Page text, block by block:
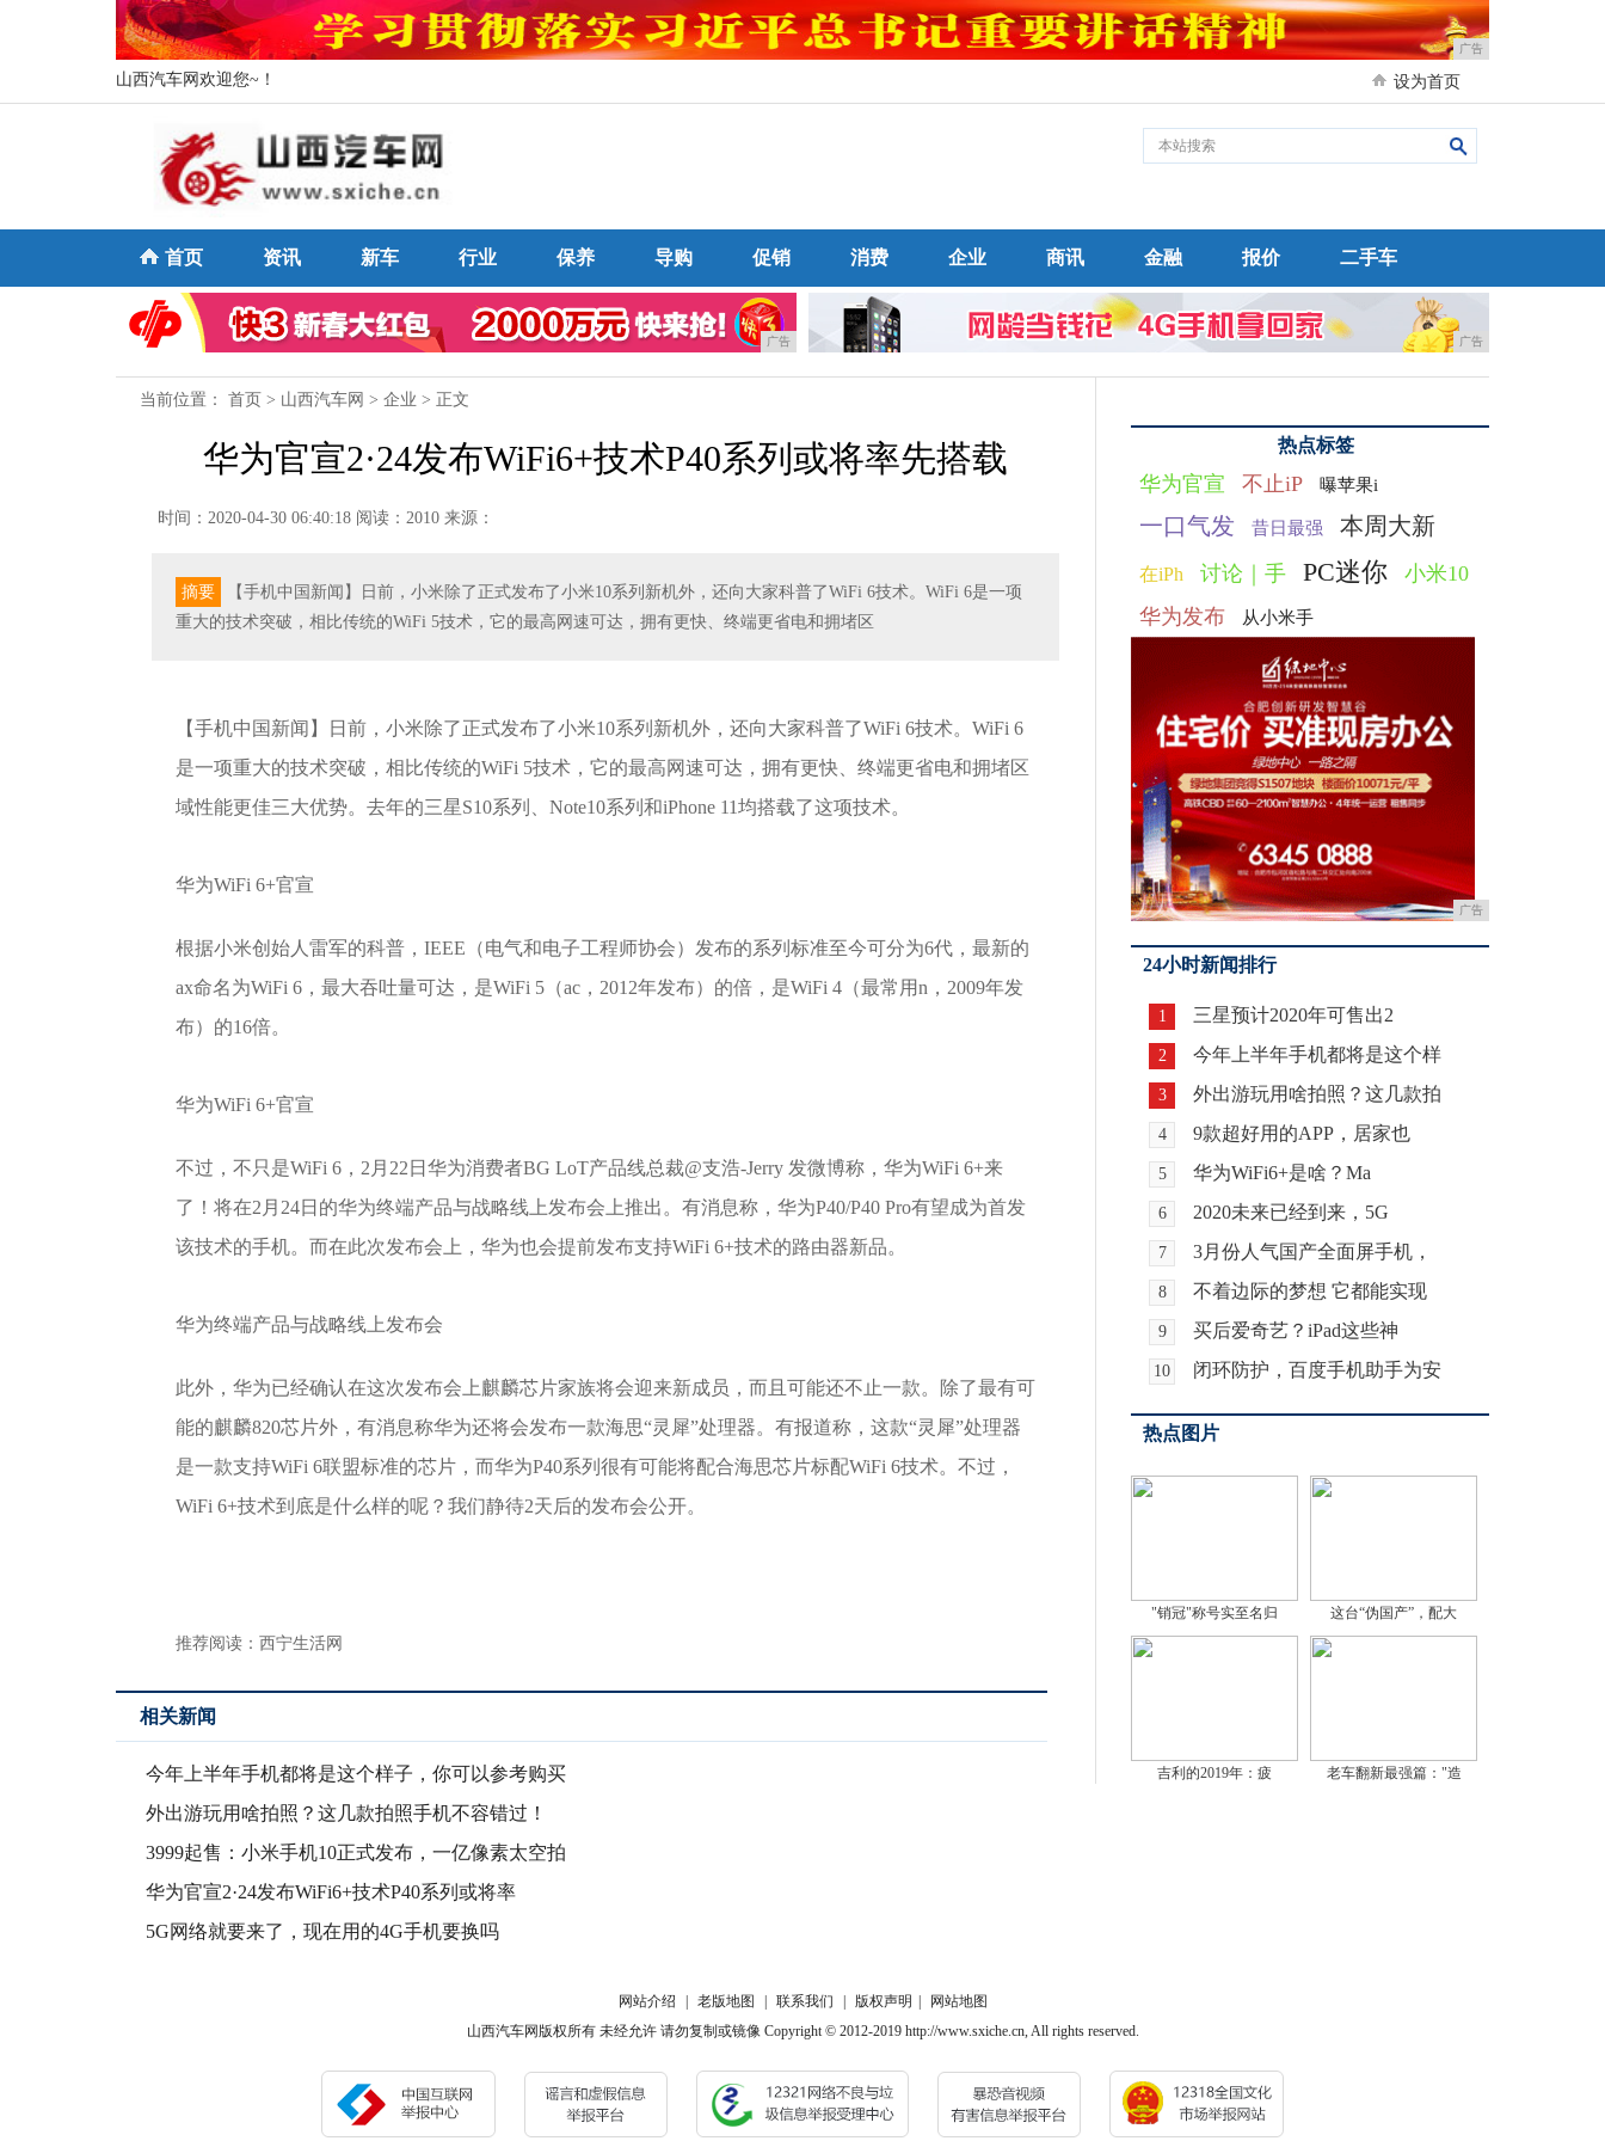
广告
山西汽车网欢迎您~！ 设为首页
首页 资讯 新车 行业 保养 导购 促销 消费 企业 商讯 金融 报价 二手车
广告 广告
当前位置： 首页 > 山西汽车网 > 企业 > 正文
华为官宣2·24发布WiFi6+技术P40系列或将率先搭载
时间：2020-04-30 06:40:18 阅读：2010 来源：
摘要
【手机中国新闻】日前，小米除了正式发布了小米10系列新机外，还向大家科普了WiFi 6技术。WiFi 6是一项
重大的技术突破，相比传统的WiFi 5技术，它的最高网速可达，拥有更快、终端更省电和拥堵区
【手机中国新闻】日前，小米除了正式发布了小米10系列新机外，还向大家科普了WiFi 6技术。WiFi 6
是一项重大的技术突破，相比传统的WiFi 5技术，它的最高网速可达，拥有更快、终端更省电和拥堵区
域性能更佳三大优势。去年的三星S10系列、Note10系列和iPhone 11均搭载了这项技术。
华为WiFi 6+官宣
根据小米创始人雷军的科普，IEEE（电气和电子工程师协会）发布的系列标准至今可分为6代，最新的
ax命名为WiFi 6，最大吞吐量可达，是WiFi 5（ac，2012年发布）的倍，是WiFi 4（最常用n，2009年发
布）的16倍。
华为WiFi 6+官宣
不过，不只是WiFi 6，2月22日华为消费者BG LoT产品线总裁@支浩-Jerry 发微博称，华为WiFi 6+来
了！将在2月24日的华为终端产品与战略线上发布会上推出。有消息称，华为P40/P40 Pro有望成为首发
该技术的手机。而在此次发布会上，华为也会提前发布支持WiFi 6+技术的路由器新品。
华为终端产品与战略线上发布会
此外，华为已经确认在这次发布会上麒麟芯片家族将会迎来新成员，而且可能还不止一款。除了最有可
能的麒麟820芯片外，有消息称华为还将会发布一款海思“灵犀”处理器。有报道称，这款“灵犀”处理器
是一款支持WiFi 6联盟标准的芯片，而华为P40系列很有可能将配合海思芯片标配WiFi 6技术。不过，
WiFi 6+技术到底是什么样的呢？我们静待2天后的发布会公开。
推荐阅读： 西宁生活网
相关新闻
今年上半年手机都将是这个样子，你可以参考购买
外出游玩用啥拍照？这几款拍照手机不容错过！
3999起售：小米手机10正式发布，一亿像素太空拍
地
华为官宣2·24发布WiFi6+技术P40系列或将率
5G网络就要来了，现在用的4G手机要换吗
热点标签
华为官宣 不止iP 曝苹果i
一口气发 昔日最强 本周大新
在iPh 讨论｜手 PC迷你
小米10
华为发布
从小米手
广告
24小时新闻排行
1 三星预计2020年可售出2
2 今年上半年手机都将是这个样
3 外出游玩用啥拍照？这几款拍
4 9款超好用的APP，居家也
5 华为WiFi6+是啥？Ma
6 2020未来已经到来，5G
7 3月份人气国产全面屏手机，
8 不着边际的梦想 它都能实现
9 买后爱奇艺？iPad这些神
10 闭环防护，百度手机助手为安
热点图片
"销冠"称号实至名归 这台“伪国产”，配大
吉利的2019年：疲 老车翻新最强篇："造
网站介绍 老版地图 联系我们 版权声明
网站地图
山西汽车网版权所有 未经允许 请勿复制或镜像 Copyright © 2012-2019 http://www.sxiche.cn, All rights reserved.